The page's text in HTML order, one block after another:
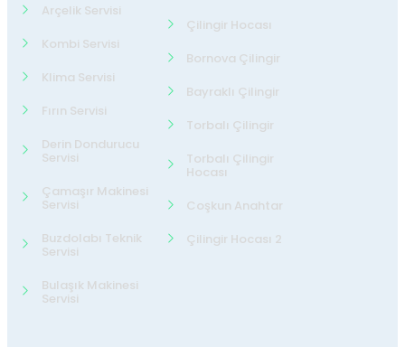
Arçelik Servisi
Kombi Servisi
Klima Servisi
Fırın Servisi
Derin Dondurucu
Servisi
Çamaşır Makinesi
Servisi
Buzdolabı Teknik
Servisi
Bulaşık Makinesi
Servisi
Çilingir Hocası
Bornova Çilingir
Bayraklı Çilingir
Torbalı Çilingir
Torbalı Çilingir
Hocası
Coşkun Anahtar
Çilingir Hocası 2